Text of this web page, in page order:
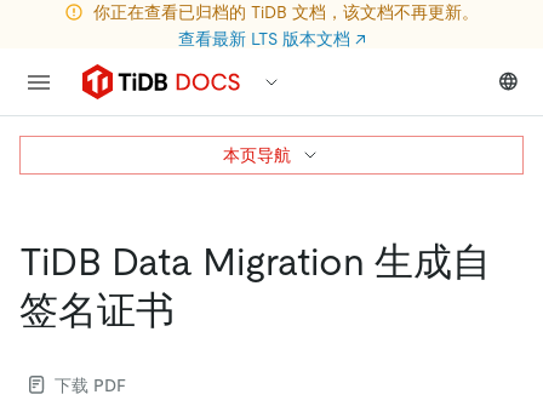
你正在查看已归档的 TiDB 文档，该文档不再更新。
查看最新 LTS 版本文档 ↗
TiDB Data Migration 生成自
签名证书
下载 PDF
本页导航